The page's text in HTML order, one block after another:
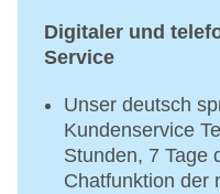
Digitaler und
Service
Unser deutsch
Kundenservice
Stunden, 7 Tage
Chatfunktion der